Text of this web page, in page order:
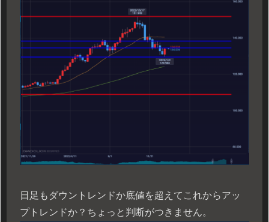
日足もダウントレンドか底値を超えてこれからアッ
プトレンドか？ちょっと判断がつきません。